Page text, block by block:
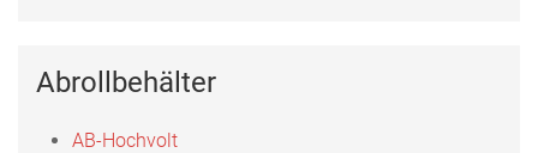
Abrollbehälter
AB-Hochvolt